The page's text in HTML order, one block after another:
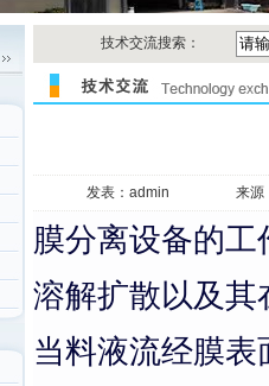
技术交流搜索：
发表：admin 来源
膜分离设备的
溶解扩散以及
当料液流经膜